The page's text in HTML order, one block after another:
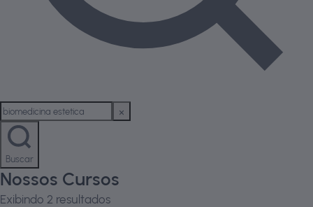
Buscar
Nossos Cursos
Exibindo 2 resultados